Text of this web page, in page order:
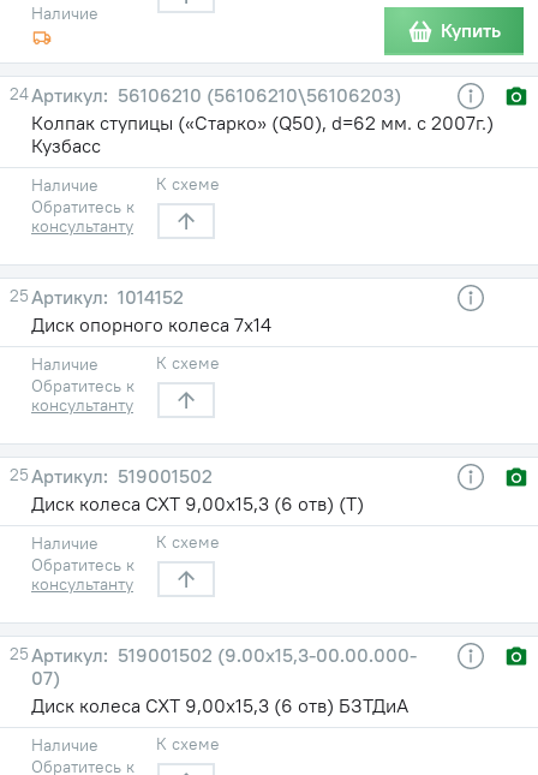
Наличие
Купить
24
56106210 (56106210\56106203)
Колпак ступицы («Старко» (Q50), d=62 мм. с 2007г.)
Кузбасс
Наличие
Обратитесь к
консультанту
К схеме
25
1014152
Диск опорного колеса 7х14
Наличие
Обратитесь к
консультанту
К схеме
25
519001502
Диск колеса СХТ 9,00х15,3 (6 отв) (Т)
Наличие
Обратитесь к
консультанту
К схеме
25
519001502 (9.00х15,3-00.00.000-
07)
Диск колеса СХТ 9,00х15,3 (6 отв) БЗТДиА
Наличие
Обратитесь к
К схеме